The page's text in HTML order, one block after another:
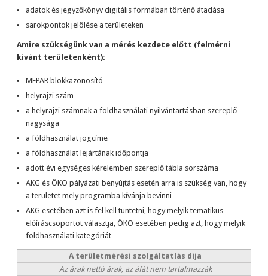
adatok és jegyzőkönyv digitális formában történő átadása
sarokpontok jelölése a területeken
Amire szükségünk van a mérés kezdete előtt (felmérni
kívánt területenként):
MEPAR blokkazonosító
helyrajzi szám
a helyrajzi számnak a földhasználati nyilvántartásban szereplő
nagysága
a földhasználat jogcíme
a földhasználat lejártának időpontja
adott évi egységes kérelemben szereplő tábla sorszáma
AKG és ÖKO pályázati benyújtás esetén arra is szükség van, hogy
a területet mely programba kívánja bevinni
AKG esetében azt is fel kell tüntetni, hogy melyik tematikus
előíráscsoportot választja, ÖKO esetében pedig azt, hogy melyik
földhasználati kategóriát
A területmérési szolgáltatlás díja
Az árak nettó árak, az áfát nem tartalmazzák